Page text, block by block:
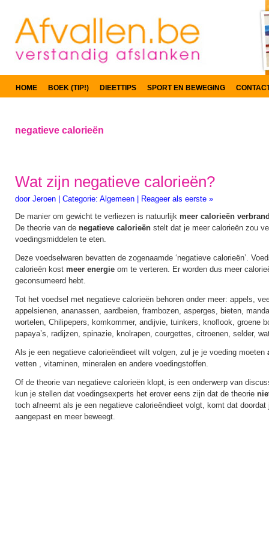
HOME BOEK (TIP!) DIEETTIPS SPORT EN BEWEGING
negatieve calorieën
Wat zijn negatieve calorieën?
door Jeroen Categorie: Algemeen
Reageer als eerste »
De manier om gewicht te verliezen is natuurlijk meer calorieën
De theorie van de negatieve calorieën stelt dat je meer calorieën zou
voedingsmiddelen te eten.
Deze voedselwaren bevatten de zogenaamde ‘negatieve calorieën’.
calorieën kost meer energie om te verteren. Er worden dus meer
geconsumeerd hebt.
Tot het voedsel met negatieve calorieën behoren onder meer: appels,
appelsienen, ananassen, aardbeien, frambozen, asperges, bieten,
wortelen, Chilipepers, komkommer, andijvie, tuinkers, knoflook, groene
papaya’s, radijzen, spinazie, knolrapen, courgettes, citroenen, selder,
Als je een negatieve calorieëndieet wilt volgen, zul je je voeding moeten
vetten , vitaminen, mineralen en andere voedingstoffen.
Of de theorie van negatieve calorieën klopt, is een onderwerp van
kun je stellen dat voedingsexperts het erover eens zijn dat de theorie
toch afneemt als je een negatieve calorieëndieet volgt, komt dat doordat
aangepast en meer beweegt.